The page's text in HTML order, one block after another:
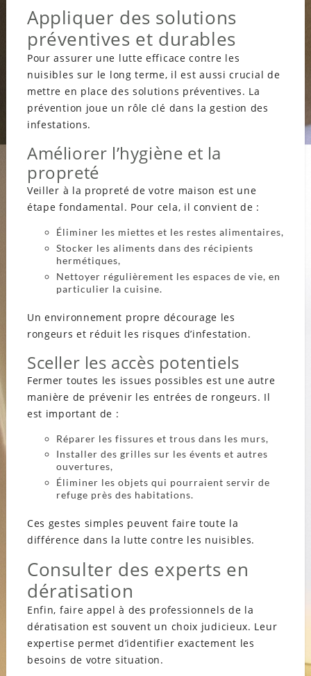
Appliquer des solutions
préventives et durables
Pour assurer une lutte efficace contre les
nuisibles sur le long terme, il est aussi crucial de
mettre en place des solutions préventives. La
prévention joue un rôle clé dans la gestion des
infestations.
Améliorer l’hygiène et la
propreté
Veiller à la propreté de votre maison est une
étape fondamental. Pour cela, il convient de :
Éliminer les miettes et les restes alimentaires,
Stocker les aliments dans des récipients
hermétiques,
Nettoyer régulièrement les espaces de vie, en
particulier la cuisine.
Un environnement propre décourage les
rongeurs et réduit les risques d’infestation.
Sceller les accès potentiels
Fermer toutes les issues possibles est une autre
manière de prévenir les entrées de rongeurs. Il
est important de :
Réparer les fissures et trous dans les murs,
Installer des grilles sur les évents et autres
ouvertures,
Éliminer les objets qui pourraient servir de
refuge près des habitations.
Ces gestes simples peuvent faire toute la
différence dans la lutte contre les nuisibles.
Consulter des experts en
dératisation
Enfin, faire appel à des professionnels de la
dératisation est souvent un choix judicieux. Leur
expertise permet d’identifier exactement les
besoins de votre situation.